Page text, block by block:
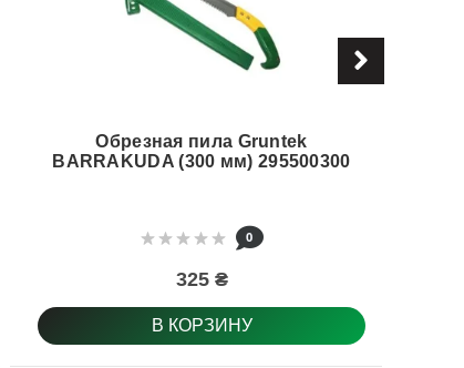
Обрезная пила Gruntek
BARRAKUDA (300 мм) 295500300
0
325 ₴
В КОРЗИНУ